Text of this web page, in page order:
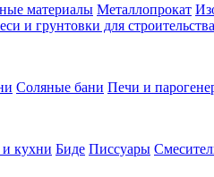
материалы Металлопрокат
и грунтовки для строительства
Соляные бани Печи и
кухни Биде Писсуары